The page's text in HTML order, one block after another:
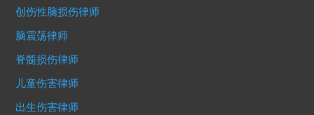
创伤性脑损伤律师
脑震荡律师
脊髓损伤律师
儿童伤害律师
出生伤害律师